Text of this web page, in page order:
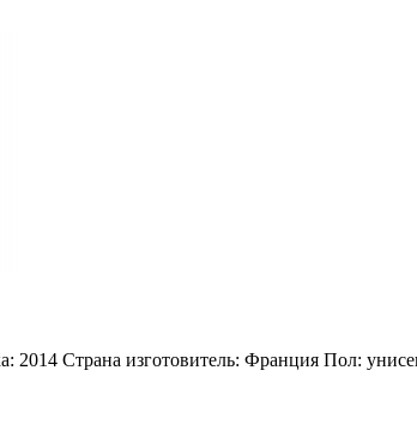
2014 Страна изготовитель: Франция Пол: